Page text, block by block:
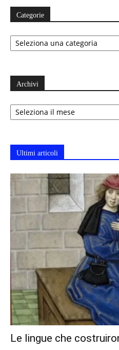
Categorie
Categorie
Archivi
Archivi
Ultimi articoli
Le lingue che